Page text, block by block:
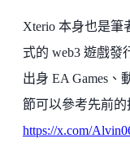
Xterio 本身也是筆
式的 web3 遊戲發
出身 EA Games、
節可以參考先前的
https://x.com/